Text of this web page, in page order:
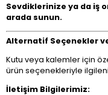
Sevdiklerinize ya da iş
arada sunun.
Alternatif Seçenekler
Kutu veya kalemler için
ürün seçenekleriyle
İletişim Bilgilerimiz: